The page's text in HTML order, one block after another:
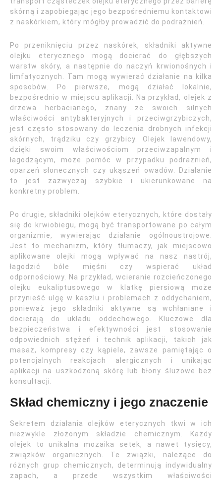
skórną i zapobiegając jego bezpośredniemu kontaktowi
z naskórkiem, który mógłby prowadzić do podrażnień.
Po przeniknięciu przez naskórek, składniki aktywne
olejku eterycznego mogą docierać do głębszych
warstw skóry, a następnie do naczyń krwionośnych i
limfatycznych. Tam mogą wywierać działanie na kilka
sposobów. Po pierwsze, mogą działać lokalnie,
bezpośrednio w miejscu aplikacji. Na przykład, olejek z
drzewa herbacianego, znany ze swoich silnych
właściwości antybakteryjnych i przeciwgrzybiczych,
jest często stosowany do leczenia drobnych infekcji
skórnych, trądziku czy grzybicy. Olejek lawendowy,
dzięki swoim właściwościom przeciwzapalnym i
łagodzącym, może pomóc w przypadku podrażnień,
oparzeń słonecznych czy ukąszeń owadów. Działanie
to jest zazwyczaj szybkie i ukierunkowane na
konkretny problem.
Po drugie, składniki olejków eterycznych, które dostały
się do krwiobiegu, mogą być transportowane po całym
organizmie, wywierając działanie ogólnoustrojowe.
Jest to mechanizm, który tłumaczy, jak miejscowo
aplikowane olejki mogą wpływać na nasz nastrój,
łagodzić bóle mięśni czy wspierać układ
odpornościowy. Na przykład, wcieranie rozcieńczonego
olejku eukaliptusowego w klatkę piersiową może
przynieść ulgę w kaszlu i problemach z oddychaniem,
ponieważ jego składniki aktywne są wchłaniane i
docierają do układu oddechowego. Kluczowe dla
bezpieczeństwa i efektywności jest stosowanie
odpowiednich stężeń i technik aplikacji, takich jak
masaż, kompresy czy kąpiele, zawsze pamiętając o
potencjalnych reakcjach alergicznych i unikając
aplikacji na uszkodzoną skórę lub błony śluzowe bez
konsultacji.
Skład chemiczny i jego znaczenie
Sekretem działania olejków eterycznych tkwi w ich
niezwykle złożonym składzie chemicznym. Każdy
olejek to unikalna mozaika setek, a nawet tysięcy,
związków organicznych. Te związki, należące do
różnych grup chemicznych, determinują indywidualny
zapach, a przede wszystkim właściwości